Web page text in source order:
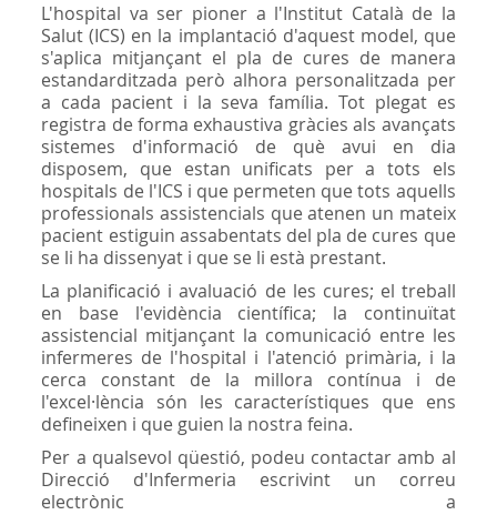
L'hospital va ser pioner a l'Institut Català de la
Salut (ICS) en la implantació d'aquest model, que
s'aplica mitjançant el pla de cures de manera
estandarditzada però alhora personalitzada per
a cada pacient i la seva família. Tot plegat es
registra de forma exhaustiva gràcies als avançats
sistemes d'informació de què avui en dia
disposem, que estan unificats per a tots els
hospitals de l'ICS i que permeten que tots aquells
professionals assistencials que atenen un mateix
pacient estiguin assabentats del pla de cures que
se li ha dissenyat i que se li està prestant.
La planificació i avaluació de les cures; el treball
en base l'evidència científica; la continuïtat
assistencial mitjançant la comunicació entre les
infermeres de l'hospital i l'atenció primària, i la
cerca constant de la millora contínua i de
l'excel·lència són les característiques que ens
defineixen i que guien la nostra feina.
Per a qualsevol qüestió, podeu contactar amb al
Direcció d'Infermeria escrivint un correu
electrònic a